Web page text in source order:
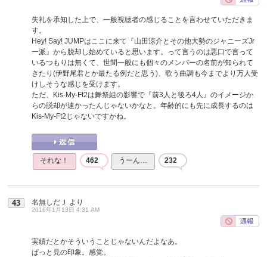
失礼を承知した上で、一般視聴者の感じることを言わせていただきま
す。
Hey! Say! JUMPはここに来て『山田涼介とその他大勢のジャニーズJr
一派』から脱却し始めていると思います。って言うのは悪口で言って
いるつもりは無くて、世間一般にも個々のメンバーの名前が知られて
きたり(伊野尾君とか最たる例だと思う)、歌う曲調も今までより万人受
けしそうな感じを受けます。
ただ、Kis-My-Ft2は舞祭組の影響で『前3人と後ろ4人』のイメージか
らの脱却が速かったんじゃないかなと。年齢的にも先に成長するのは
Kis-My-Ft2じゃないですかね。
それな！ 462 うーん… 232
43 名無しだＪ より
2016年1月13日 4:31 AM
実績だとかそういうことじゃないんだよなあ。
ぱっと見の印象。感覚。